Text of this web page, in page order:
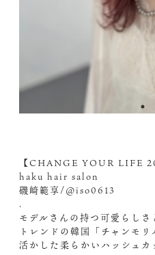
【CHANGE YOUR LIFE
haku hair salon
磯崎範享/@iso0613
.
モデルさんの持つ可愛らしさ
トレンドの韓国「チャンモ
活かした柔らかいハッシュ